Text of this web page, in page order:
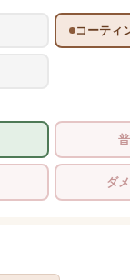
コーティ
ダ